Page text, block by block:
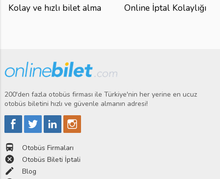
Kolay ve hızlı bilet alma Online İptal Kolaylığı
200'den fazla otobüs firması ile Türkiye'nin her yerine en ucuz
otobüs biletini hızlı ve güvenle almanın adresi!
directions_bus Otobüs Firmaları
cancel Otobüs Bileti İptali
edit Blog